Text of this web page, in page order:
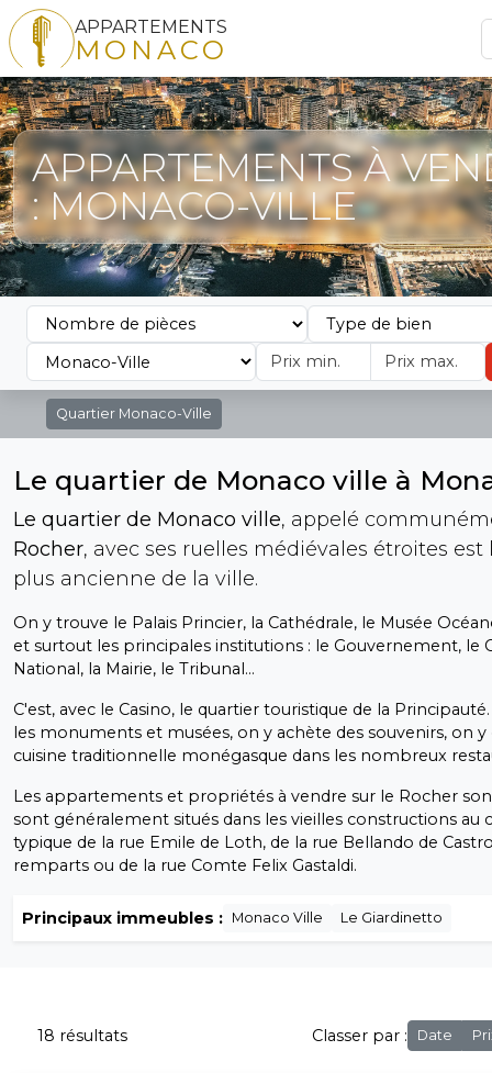
APPARTEMENTS
MONACO
APPARTEMENTS À
: MONACO-VILLE
Quartier Monaco-Ville
Le quartier de Monaco ville à
Le quartier de Monaco ville, appelé
Rocher, avec ses ruelles médiévales étroites est
plus ancienne de la ville.
On y trouve le Palais Princier, la Cathédrale, le Musée
et surtout les principales institutions : le Gouvernement, le
National, la Mairie, le Tribunal…
C'est, avec le Casino, le quartier touristique de la
les monuments et musées, on y achète des souvenirs, on
cuisine traditionnelle monégasque dans les nombreux
Les appartements et propriétés à vendre sur le Rocher
sont généralement situés dans les vieilles constructions au
typique de la rue Emile de Loth, de la rue Bellando de
remparts ou de la rue Comte Felix Gastaldi.
Principaux immeubles : Monaco Ville Le Giardinetto
18 résultats Classer par : Date